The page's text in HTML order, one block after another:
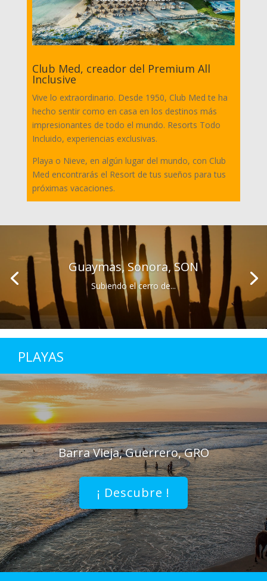
Club Med, creador del Premium All
Inclusive
Vive lo extraordinario. Desde 1950, Club Med te ha
hecho sentir como en casa en los destinos más
impresionantes de todo el mundo. Resorts Todo
Incluido, experiencias exclusivas.
Playa o Nieve, en algún lugar del mundo, con Club
Med encontrarás el Resort de tus sueños para tus
próximas vacaciones.
Guaymas, Sonora, SON
Subiendo el cerro de...
PLAYAS
Barra Vieja, Guerrero, GRO
¡ Descubre !